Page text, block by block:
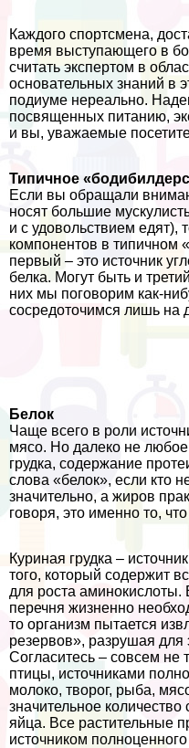
Каждого спортсмена,
время выступающего в
считать экспертом в
основательных знаний в
подиуме нереально.
посвященных питанию,
и вы, уважаемые
Типичное
Если вы обращали
носят большие
и с удовольствием едят),
компонентов в типичном
первый – это источник
белка. Могут быть и
них мы поговорим как-
сосредоточимся лишь на
Белок
Чаще всего в роли
мясо. Но далеко не
грудка, содержание
слова «белок», если кто
значительно, а жиров
говоря, это именно то,
Куриная грудка –
того, который содержит
для роста аминокислоты.
перечня жизненно
то организм пытается
резервов», разрушая
Согласитесь – совсем не
птицы, источниками
молоко, творог, рыба,
значительное
яйца. Все растительные
источником